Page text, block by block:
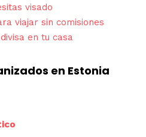
visado
viajar sin comisiones
en tu casa
en Estonia